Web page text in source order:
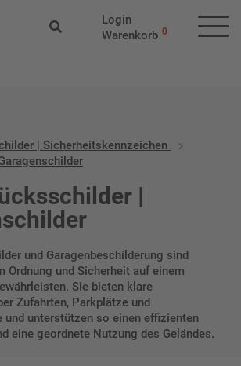
Login
Warenkorb 0
| Sicherheitskennzeichen
|
und Garagenbeschilderung sind
Ordnung und Sicherheit auf einem
Sie bieten klare
Zufahrten, Parkplätze und
und unterstützen so einen effizienten
eine geordnete Nutzung des Geländes.